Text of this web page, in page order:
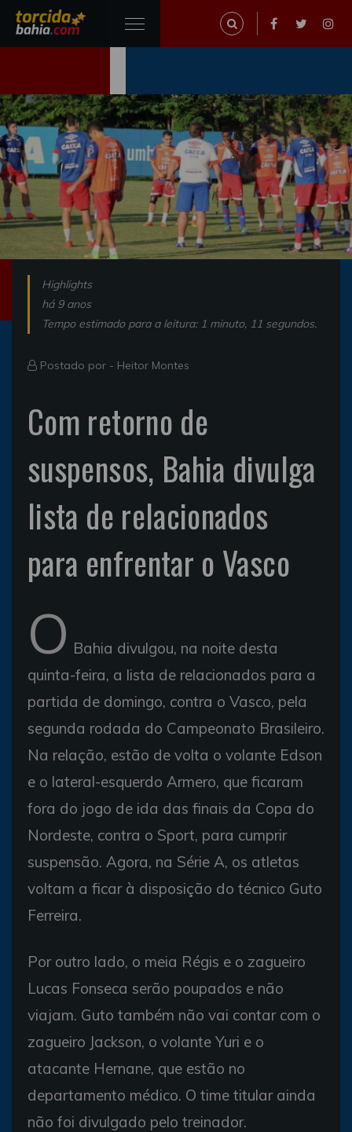
Highlights
há 9 anos
Tempo estimado para a leitura: 1 minuto, 11 segundos.
Postado por - Heitor Montes
Com retorno de
suspensos, Bahia divulga
lista de relacionados
para enfrentar o Vasco
O Bahia divulgou, na noite desta
quinta-feira, a lista de relacionados para a
partida de domingo, contra o Vasco, pela
segunda rodada do Campeonato Brasileiro.
Na relação, estão de volta o volante Edson
e o lateral-esquerdo Armero, que ficaram
fora do jogo de ida das finais da Copa do
Nordeste, contra o Sport, para cumprir
suspensão. Agora, na Série A, os atletas
voltam a ficar à disposição do técnico Guto
Ferreira.
Por outro lado, o meia Régis e o zagueiro
Lucas Fonseca serão poupados e não
viajam. Guto também não vai contar com o
zagueiro Jackson, o volante Yuri e o
atacante Hernane, que estão no
departamento médico. O time titular ainda
não foi divulgado pelo treinador.